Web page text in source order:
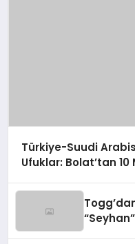
Türkiye-Suudi
Ufuklar: Bolat’tan